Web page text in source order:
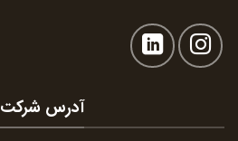
آدرس شرکت